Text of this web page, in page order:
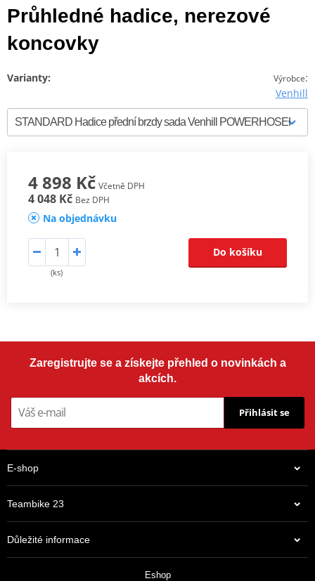
Průhledné hadice, nerezové
koncovky
Výrobce:
Venhill
Varianty:
4 898 Kč Včetně DPH
4 048 Kč Bez DPH
Na objednávku
(ks)
Do košíku
Zaregistrujte se a získejte přehled o novinkách a
akcích.
Přihlásit se
E-shop
Teambike 23
Důležité informace
Eshop